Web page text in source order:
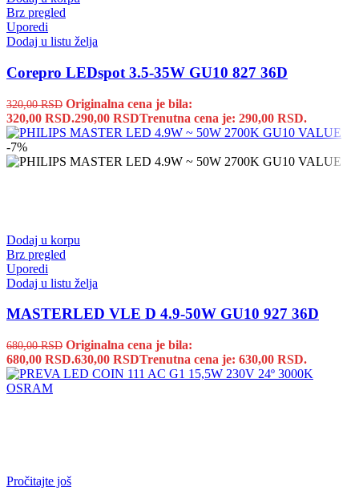
Brz pregled
Uporedi
Dodaj u listu želja
Corepro LEDspot 3.5-35W GU10 827 36D
320,00RSD Originalna cena je bila:
320,00 RSD.290,00 RSDTrenutna cena je: 290,00 RSD.
-7%
Dodaj u korpu
Brz pregled
Uporedi
Dodaj u listu želja
MASTERLED VLE D 4.9-50W GU10 927 36D
680,00RSD Originalna cena je bila:
680,00 RSD.630,00 RSDTrenutna cena je: 630,00 RSD.
Pročitajte još